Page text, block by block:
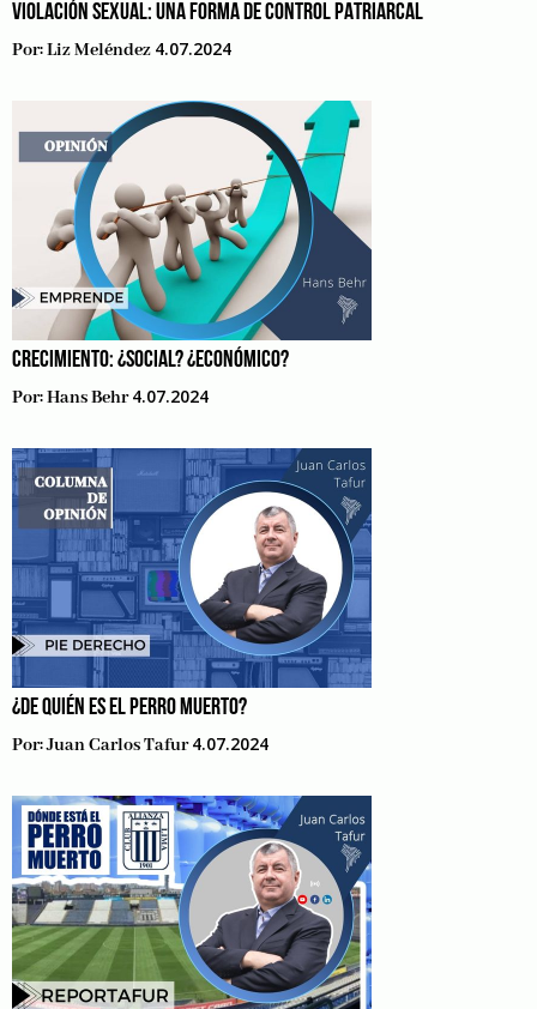
VIOLACIÓN SEXUAL: UNA FORMA DE CONTROL PATRIARCAL
Por:Liz Meléndez 4.07.2024
CRECIMIENTO: ¿SOCIAL? ¿ECONÓMICO?
Por:Hans Behr 4.07.2024
¿DE QUIÉN ES EL PERRO MUERTO?
Por:Juan Carlos Tafur 4.07.2024